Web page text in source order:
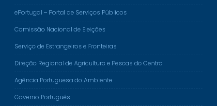
ePortugal – Portal de Serviços Públicos
Comissão Nacional de Eleições
Serviço de Estrangeiros e Fronteiras
Direção Regional de Agricultura e Pescas do Centro
Agência Portuguesa do Ambiente
Governo Português